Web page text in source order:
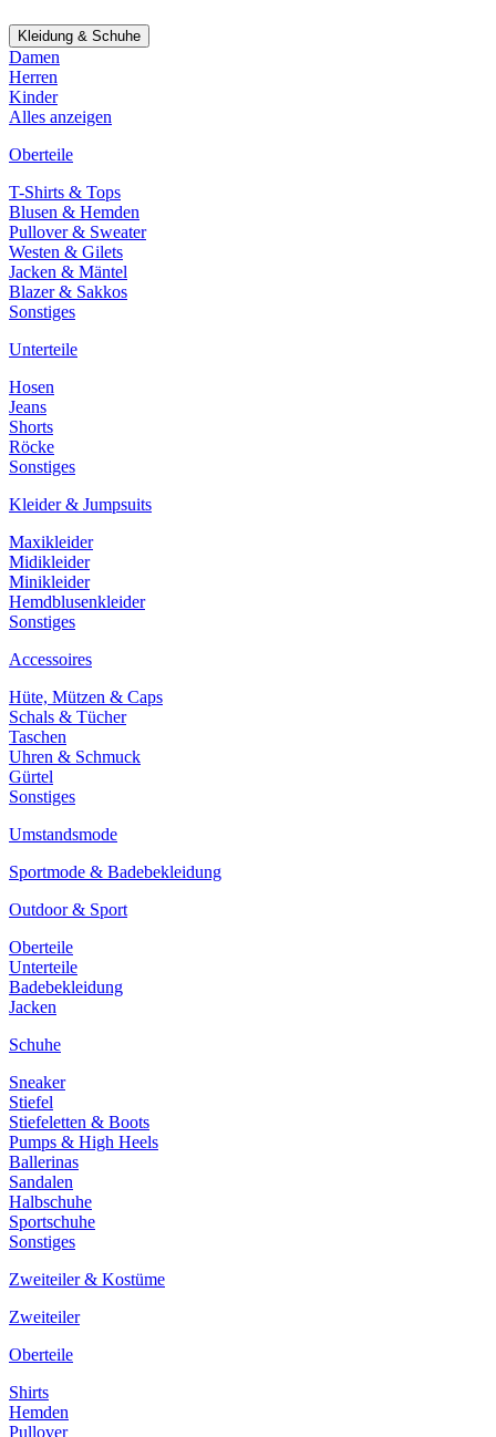
Kleidung & Schuhe
Damen
Herren
Kinder
Alles anzeigen
Oberteile
T-Shirts & Tops
Blusen & Hemden
Pullover & Sweater
Westen & Gilets
Jacken & Mäntel
Blazer & Sakkos
Sonstiges
Unterteile
Hosen
Jeans
Shorts
Röcke
Sonstiges
Kleider & Jumpsuits
Maxikleider
Midikleider
Minikleider
Hemdblusenkleider
Sonstiges
Accessoires
Hüte, Mützen & Caps
Schals & Tücher
Taschen
Uhren & Schmuck
Gürtel
Sonstiges
Umstandsmode
Sportmode & Badebekleidung
Outdoor & Sport
Oberteile
Unterteile
Badebekleidung
Jacken
Schuhe
Sneaker
Stiefel
Stiefeletten & Boots
Pumps & High Heels
Ballerinas
Sandalen
Halbschuhe
Sportschuhe
Sonstiges
Zweiteiler & Kostüme
Zweiteiler
Oberteile
Shirts
Hemden
Pullover